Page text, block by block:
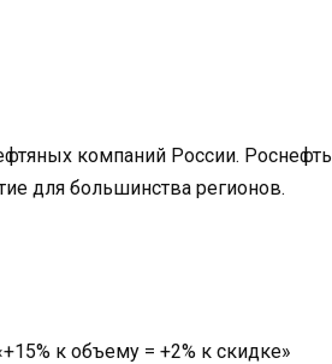
компаний России. Роснефть
для большинства регионов.
к объему = +2% к скидке»